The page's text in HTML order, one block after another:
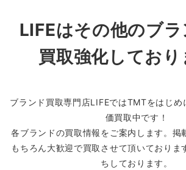
LIFEはその他のブ
買取強化しており
ブランド買取専門店LIFEではTMTをはじめ
価買取中です！
各ブランドの買取情報をご案内します。掲
もちろん大歓迎で買取させて頂いておりま
ちしております。